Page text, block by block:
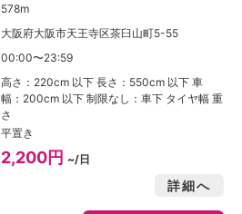
578m
大阪府大阪市天王寺区茶臼山町5-55
00:00〜23:59
高さ：220cm 以下 長さ：550cm 以下 車
幅：200cm 以下 制限なし：車下 タイヤ幅 重
さ
平置き
2,200円 ~/日
詳細へ